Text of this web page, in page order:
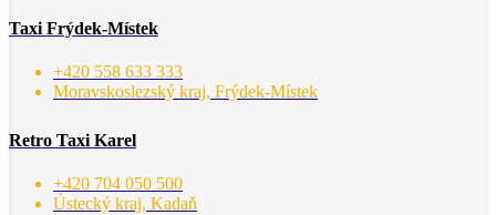
Taxi Frýdek-Místek
+420 558 633 333
Moravskoslezský kraj, Frýdek-Místek
Retro Taxi Karel
+420 704 050 500
Ústecký kraj, Kadaň